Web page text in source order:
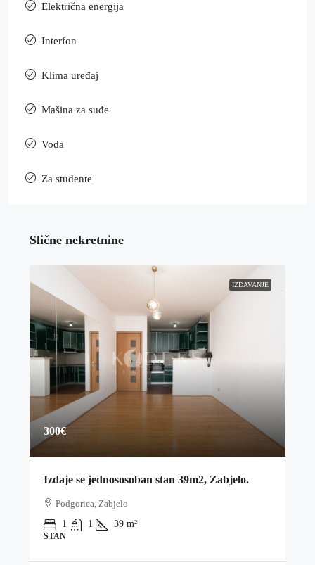
Električna energija
Interfon
Klima uređaj
Mašina za suđe
Voda
Za studente
Slične nekretnine
IZDAVANJE
300€
Izdaje se jednososoban stan 39m2, Zabjelo.
Podgorica, Zabjelo
1
1 39 m²
STAN